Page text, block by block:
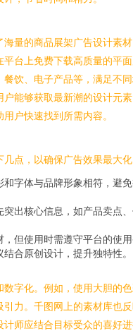
量的商品展架广告设计素
台上免费下载高质量的平
饮、电子产品等，满足不
能够获取最新潮的设计元
户快速找到所需内容。
点，以确保广告效果最大
字体与品牌形象相符，避
出核心信息，如产品卖点
但使用时需遵守平台的使
合原创设计，提升独特性。
字化。例如，使用大胆的
力。千图网上的素材库也
师应结合目标受众的喜好